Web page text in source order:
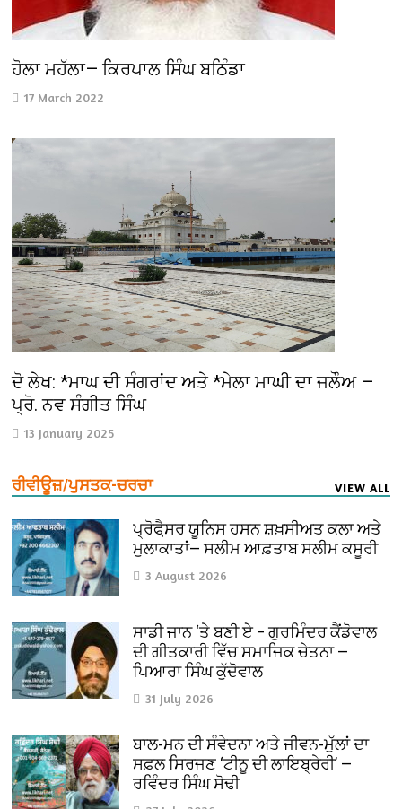
ਹੋਲਾ ਮਹੱਲਾ— ਕਿਰਪਾਲ ਸਿੰਘ ਬਠਿੰਡਾ
17 March 2022
ਦੋ ਲੇਖ: *ਮਾਘ ਦੀ ਸੰਗਰਾਂਦ ਅਤੇ *ਮੇਲਾ ਮਾਘੀ ਦਾ ਜਲੌਅ —
ਪ੍ਰੋ. ਨਵ ਸੰਗੀਤ ਸਿੰਘ
13 January 2025
ਰੀਵੀਊਜ਼/ਪੁਸਤਕ-ਚਰਚਾ VIEW ALL
ਪ੍ਰੋਫੈ਼ਸਰ ਯੂਨਿਸ ਹਸਨ ਸ਼ਖ਼ਸੀਅਤ ਕਲਾ ਅਤੇ
ਮੁਲਾਕਾਤਾਂ— ਸਲੀਮ ਆਫ਼ਤਾਬ ਸਲੀਮ ਕਸੂਰੀ
3 August 2026
ਸਾਡੀ ਜਾਨ ‘ਤੇ ਬਣੀ ਏ – ਗੁਰਮਿੰਦਰ ਕੈਂਡੋਵਾਲ
ਦੀ ਗੀਤਕਾਰੀ ਵਿੱਚ ਸਮਾਜਿਕ ਚੇਤਨਾ —
ਪਿਆਰਾ ਸਿੰਘ ਕੁੱਦੋਵਾਲ
31 July 2026
ਬਾਲ-ਮਨ ਦੀ ਸੰਵੇਦਨਾ ਅਤੇ ਜੀਵਨ-ਮੁੱਲਾਂ ਦਾ
ਸਫ਼ਲ ਸਿਰਜਣ ‘ਟੀਨੂ ਦੀ ਲਾਇਬ੍ਰੇਰੀ’ —
ਰਵਿੰਦਰ ਸਿੰਘ ਸੋਢੀ